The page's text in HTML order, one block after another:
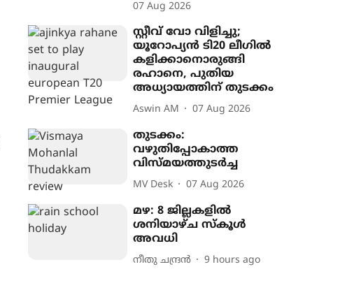
07 Aug 2026
സ്റ്റീവ് വോ വിളിച്ചു;
യൂറോപ‍്യൻ ടി20 ലീഗിൽ
കളിക്കാനൊരുങ്ങി
രഹാനെ, പുതിയ
അധ‍്യായത്തിന് തുടക്കം
Aswin AM 07 Aug 2026
തുടക്കം:
വഴുതിപ്പോകാത്ത
വിസ്മയത്തുടർച്ച
MV Desk 07 Aug 2026
മഴ: 8 ജില്ലകളിൽ
ശനിയാഴ്ച സ്കൂൾ
അവധി
നീതു ചന്ദ്രൻ 9 hours ago